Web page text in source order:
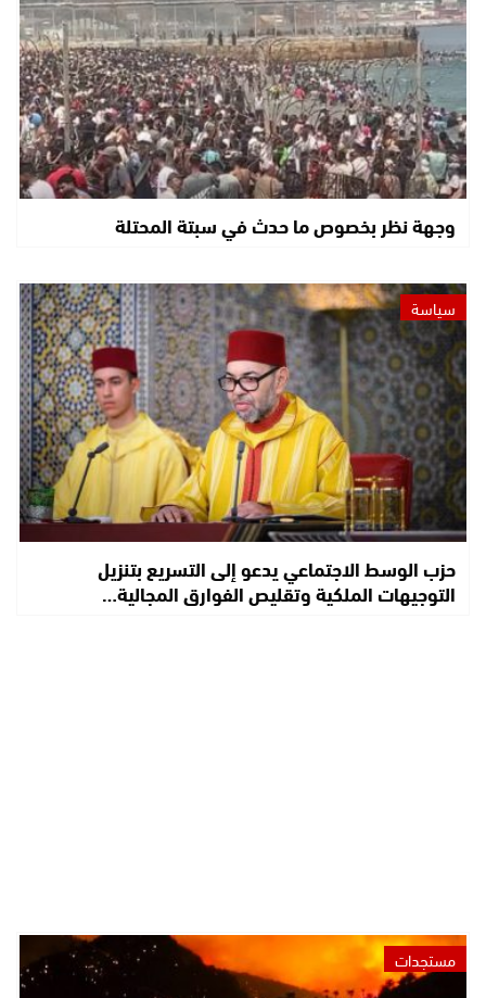
وجهة نظر بخصوص ما حدث في سبتة المحتلة
سياسة
حزب الوسط الاجتماعي يدعو إلى التسريع بتنزيل
التوجيهات الملكية وتقليص الفوارق المجالية…
مستجدات